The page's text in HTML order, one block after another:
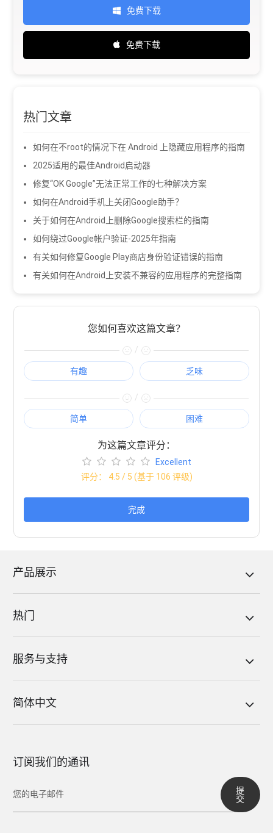
免费下载
免费下载
热门文章
如何在不root的情况下在 Android 上隐藏应用程序的指南
2025适用的最佳Android启动器
修复“OK Google”无法正常工作的七种解决方案
如何在Android手机上关闭Google助手？
关于如何在Android上删除Google搜索栏的指南
如何绕过Google帐户验证-2025年指南
有关如何修复Google Play商店身份验证错误的指南
有关如何在Android上安装不兼容的应用程序的完整指南
您如何喜欢这篇文章？
/
有趣 乏味
/
简单 困难
为这篇文章评分：
Excellent
评分： 4.5 / 5 (基于 106 评级)
完成
产品展示
热门
服务与支持
简体中文
订阅我们的通讯
提
交